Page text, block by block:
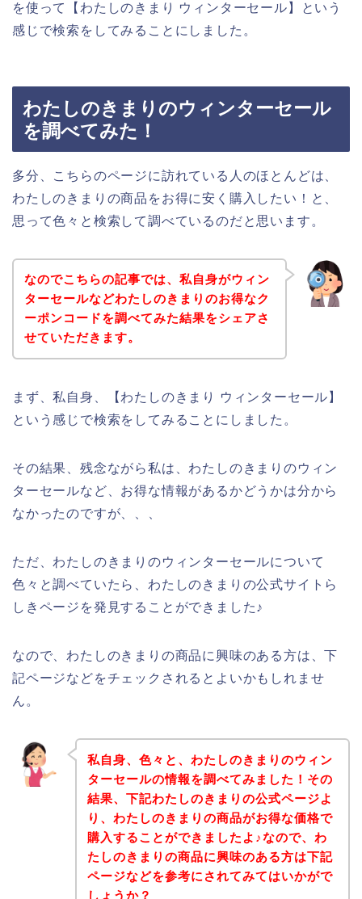
を使って【わたしのきまり ウィンターセール】という
感じで検索をしてみることにしました。
わたしのきまりのウィンターセール
を調べてみた！
多分、こちらのページに訪れている人のほとんどは、
わたしのきまりの商品をお得に安く購入したい！と、
思って色々と検索して調べているのだと思います。
なのでこちらの記事では、私自身がウィン
ターセールなどわたしのきまりのお得なク
ーポンコードを調べてみた結果をシェアさ
せていただきます。
まず、私自身、【わたしのきまり ウィンターセール】
という感じで検索をしてみることにしました。
その結果、残念ながら私は、わたしのきまりのウィン
ターセールなど、お得な情報があるかどうかは分から
なかったのですが、、、
ただ、わたしのきまりのウィンターセールについて
色々と調べていたら、わたしのきまりの公式サイトら
しきページを発見することができました♪
なので、わたしのきまりの商品に興味のある方は、下
記ページなどをチェックされるとよいかもしれませ
ん。
私自身、色々と、わたしのきまりのウィン
ターセールの情報を調べてみました！その
結果、下記わたしのきまりの公式ページよ
り、わたしのきまりの商品がお得な価格で
購入することができましたよ♪なので、わ
たしのきまりの商品に興味のある方は下記
ページなどを参考にされてみてはいかがで
しょうか？